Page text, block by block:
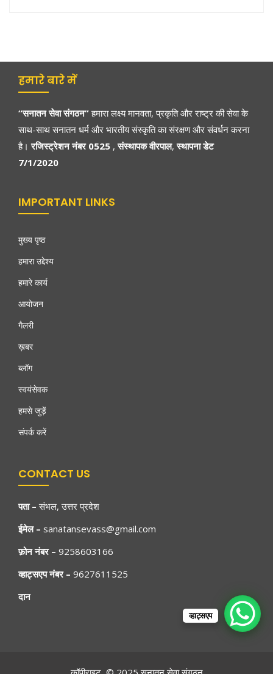
हमारे बारे में
“सनातन सेवा संगठन”हमारा लक्ष्य मानवता, प्रकृति और राष्ट्र की सेवा के
साथ-साथ सनातन धर्म और भारतीय संस्कृति का संरक्षण और संवर्धन करना
है।रजिस्ट्रेशन नंबर 0525 ,संस्थापक वीरपाल,स्थापना डेट
7/1/2020
IMPORTANT LINKS
मुख्य पृष्ठ
हमारा उद्देश्य
हमारे कार्य
आयोजन
गैलरी
ख़बर
ब्लॉग
स्वयंसेवक
हमसे जुड़ें
संपर्क करें
CONTACT US
पता – संभल, उत्तर प्रदेश
ईमेल – sanatansevass@gmail.com
फ़ोन नंबर – 9258603166
व्हाट्सएप नंबर – 9627611525
दान
व्हाट्सएप